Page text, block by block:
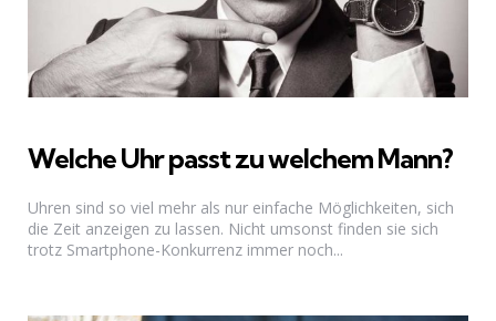
Welche Uhr passt zu welchem Mann?
Uhren sind so viel mehr als nur einfache Möglichkeiten, sich
die Zeit anzeigen zu lassen. Nicht umsonst finden sie sich
trotz Smartphone-Konkurrenz immer noch...